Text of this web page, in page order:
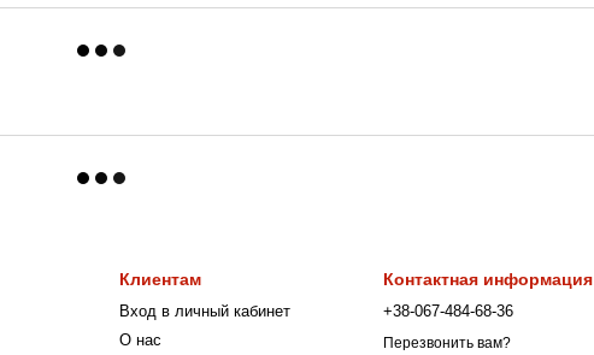
Клиентам
Вход в личный кабинет
О нас
Контактная информация
+38-067-484-68-36
Перезвонить вам?